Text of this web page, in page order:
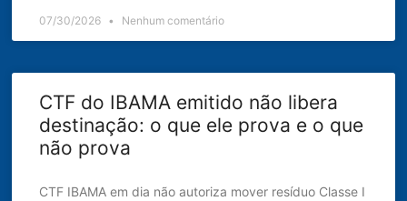
07/30/2026 Nenhum comentário
CTF do IBAMA emitido não libera
destinação: o que ele prova e o que
não prova
CTF IBAMA em dia não autoriza mover resíduo Classe I